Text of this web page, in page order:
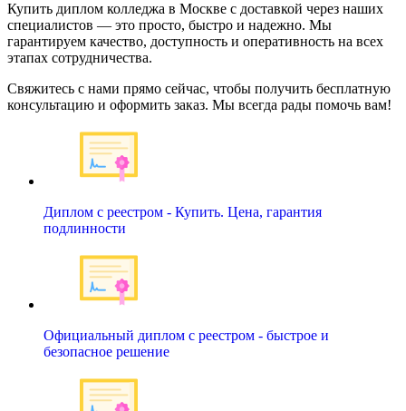
Купить диплом колледжа в Москве с доставкой через наших
специалистов — это просто, быстро и надежно. Мы
гарантируем качество, доступность и оперативность на всех
этапах сотрудничества.
Свяжитесь с нами прямо сейчас, чтобы получить бесплатную
консультацию и оформить заказ. Мы всегда рады помочь вам!
Диплом с реестром - Купить. Цена, гарантия
подлинности
Официальный диплом с реестром - быстрое и
безопасное решение